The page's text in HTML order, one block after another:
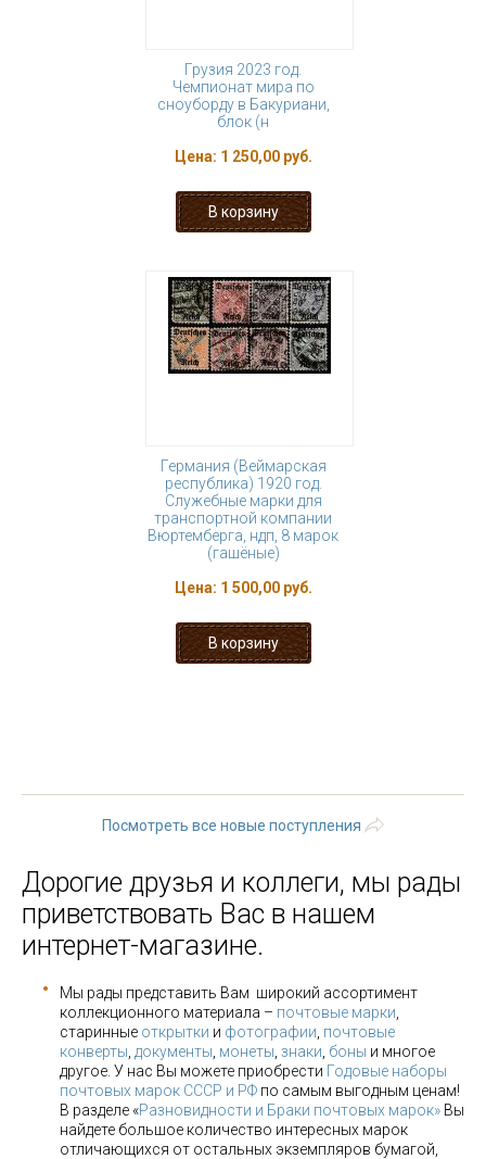
Грузия 2023 год.
Чемпионат мира по
сноуборду в Бакуриани,
блок (н
Цена: 1 250,00 руб.
Германия (Веймарская
республика) 1920 год.
Служебные марки для
транспортной компании
Вюртемберга, ндп, 8 марок
(гашёные)
Цена: 1 500,00 руб.
Посмотреть все новые поступления
Дорогие друзья и коллеги, мы рады
приветствовать Вас в нашем
интернет-магазине.
Мы рады представить Вам широкий ассортимент
коллекционного материала – почтовые марки
старинные открытки и фотографии почтовые
конверты документы монеты знаки боны и многое
другое. У нас Вы можете приобрести Годовые наборы
почтовых марок СССР и РФ по самым выгодным ценам!
В разделе «Разновидности и Браки почтовых марок» Вы
найдете большое количество интересных марок
отличающихся от остальных экземпляров бумагой,